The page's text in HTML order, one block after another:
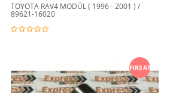
TOYOTA RAV4 MODÜL ( 1996 - 2001 ) /
89621-16020
FIRSAT